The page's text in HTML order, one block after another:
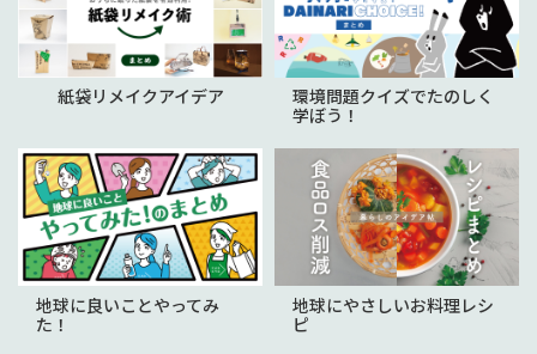
紙袋リメイクアイデア
環境問題クイズでたのしく
学ぼう！
地球に良いことやってみ
た！
地球にやさしいお料理レシ
ピ